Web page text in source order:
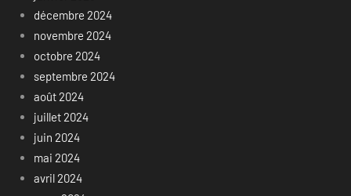
décembre 2024
novembre 2024
octobre 2024
septembre 2024
août 2024
juillet 2024
juin 2024
mai 2024
avril 2024